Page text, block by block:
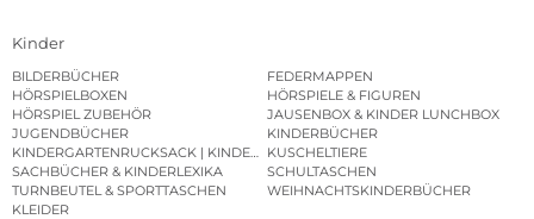
Kinder
BILDERBÜCHER
FEDERMAPPEN
HÖRSPIELBOXEN
HÖRSPIELE & FIGUREN
HÖRSPIEL ZUBEHÖR
JAUSENBOX & KINDER LUNCHBOX
JUGENDBÜCHER
KINDERBÜCHER
KINDERGARTENRUCKSACK | KINDERGARTENBEUTEL
KUSCHELTIERE
SACHBÜCHER & KINDERLEXIKA
SCHULTASCHEN
TURNBEUTEL & SPORTTASCHEN
WEIHNACHTSKINDERBÜCHER
KLEIDER